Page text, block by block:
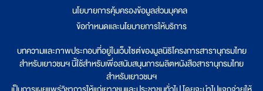
นโยบายการคุ้มครองข้อมูลส่วนบุคคล
ข้อกำหนดและนโยบายการให้บริการ
บทความและภาพประกอบที่อยู่ในเว็บไซต์ของมูลนิธิโครงการสารานุกรมไทย
สำหรับเยาวชนฯ นี้ใช้สำหรับเพื่อสนับสนุนการผลิตหนังสือสารานุกรมไทย
สำหรับเยาวชนฯ